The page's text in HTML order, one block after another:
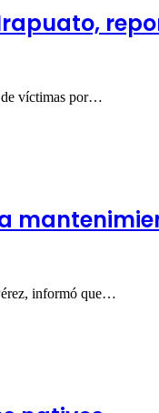
de víctimas por…
informó que…